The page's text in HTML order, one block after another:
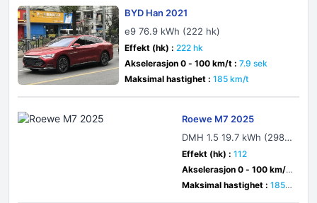
BYD Han 2021
e9 76.9 kWh (222 hk)
Effekt (hk) : 222 hk
Akselerasjon 0 - 100 km/t : 7.9 sek
Maksimal hastighet : 185 km/t
Roewe M7 2025
DMH 1.5 19.7 kWh (298 h
k) Plug-in Hybrid DHT
Effekt (hk) : 112
Akselerasjon 0 - 100 km/t
: 7.9 sek
Maksimal hastighet : 185 k